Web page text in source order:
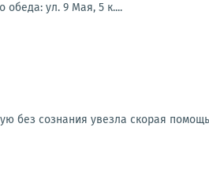
обеда: ул. 9 Мая, 5 к....
без сознания увезла скорая